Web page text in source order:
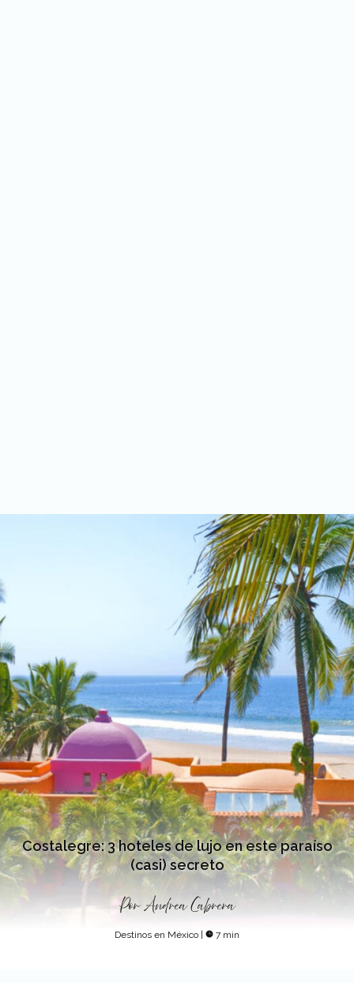
Costalegre: 3 hoteles de lujo en este paraíso
(casi) secreto
Por Andrea Cabrera
Destinos en México | 7 min